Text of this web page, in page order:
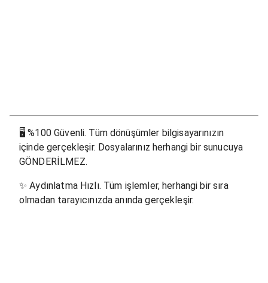
🖥%100 Güvenli. Tüm dönüşümler bilgisayarınızın
içinde gerçekleşir. Dosyalarınız herhangi bir sunucuya
GÖNDERİLMEZ.
✨Aydınlatma Hızlı. Tüm işlemler, herhangi bir sıra
olmadan tarayıcınızda anında gerçekleşir.